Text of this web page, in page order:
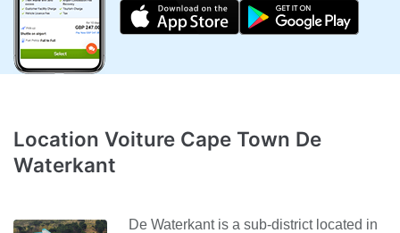
Location Voiture Cape Town De
Waterkant
De Waterkant is a sub-district located in